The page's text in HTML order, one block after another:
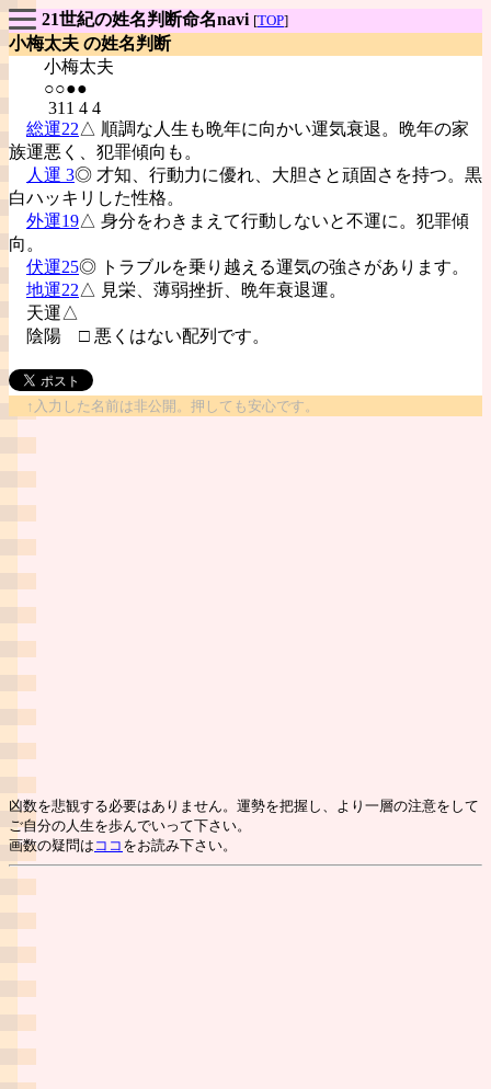
21世紀の姓名判断命名navi [TOP]
小梅太夫 の姓名判断
小梅太夫
○○●●
311 4 4
総運22△ 順調な人生も晩年に向かい運気衰退。晩年の家
族運悪く、犯罪傾向も。
人運 3◎ 才知、行動力に優れ、大胆さと頑固さを持つ。黒
白ハッキリした性格。
外運19△ 身分をわきまえて行動しないと不運に。犯罪傾
向。
伏運25◎ トラブルを乗り越える運気の強さがあります。
地運22△ 見栄、薄弱挫折、晩年衰退運。
天運△
陰陽 □ 悪くはない配列です。
↑入力した名前は非公開。押しても安心です。
凶数を悲観する必要はありません。運勢を把握し、より一層の注意をして
ご自分の人生を歩んでいって下さい。
画数の疑問は ココ をお読み下さい。